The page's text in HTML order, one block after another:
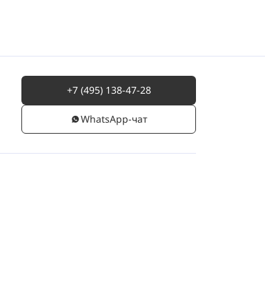
+7 (495) 138-47-28
WhatsАpp-чат